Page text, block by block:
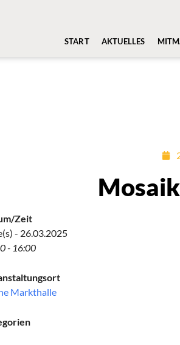
START AKTUELLES
Zeit
- 26.03.2025
- 16:00
Markthalle